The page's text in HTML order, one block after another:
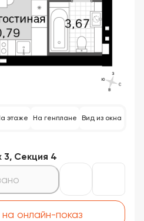
этаже На генплане Вид из окна
Секция 4
онлайн-показ